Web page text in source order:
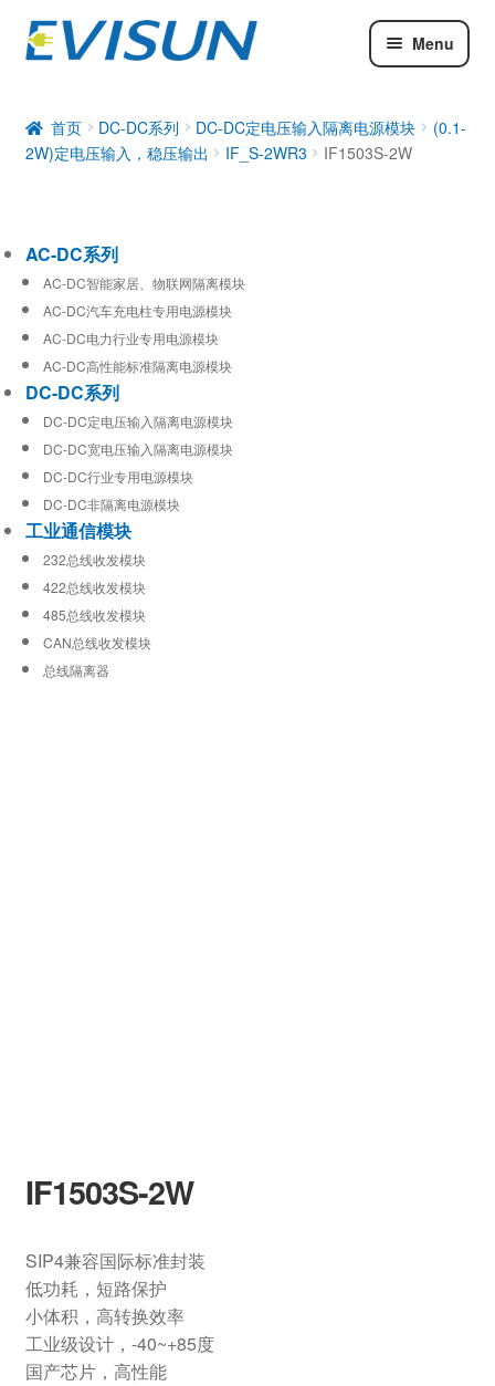
Menu
DC-DC系列
工业通信模块
首页 DC-DC系列 DC-DC定电压输入隔离电源模块
(0.1-
2W)定电压输入，稳压输出
IF_S-2WR3 IF1503S-2W
IF1503S-2W
SIP4兼容国际标准封装
低功耗，短路保护
小体积，高转换效率
工业级设计，-40~+85度
国产芯片，高性能
AC-DC系列
AC-DC智能家居、物联网隔离模块
AC-DC汽车充电柱专用电源模块
AC-DC电力行业专用电源模块
AC-DC高性能标准隔离电源模块
DC-DC系列
DC-DC定电压输入隔离电源模块
DC-DC宽电压输入隔离电源模块
DC-DC行业专用电源模块
DC-DC非隔离电源模块
工业通信模块
232总线收发模块
422总线收发模块
485总线收发模块
CAN总线收发模块
总线隔离器